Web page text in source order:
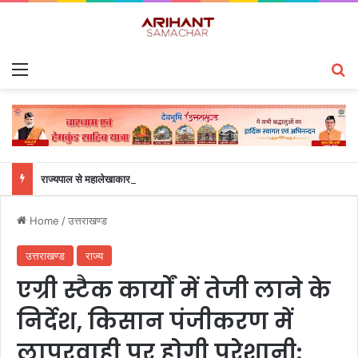
राज्यपाल से महालेखाकार, लेखापरीक्षा उत्तराखंड संजीव कुमार ने की शिष्टाचार भेंट
Home /उत्तराखण्ड
उत्तराखण्ड राज्य
एग्री स्टैक कार्यों में तेजी लाने के
निर्देश, किसान पंजीकरण में